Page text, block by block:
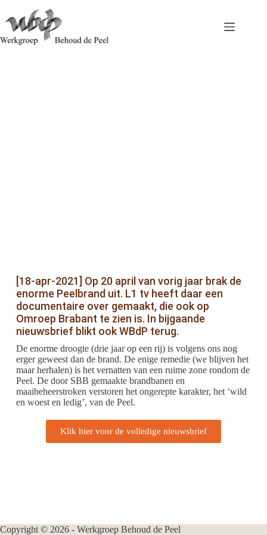
[18-apr-2021] Op 20 april van vorig jaar brak de
enorme Peelbrand uit. L1 tv heeft daar een
documentaire over gemaakt, die ook op
Omroep Brabant te zien is. In bijgaande
nieuwsbrief blikt ook WBdP terug.
De enorme droogte (drie jaar op een rij) is volgens ons nog
erger geweest dan de brand. De enige remedie (we blijven het
maar herhalen) is het vernatten van een ruime zone rondom de
Peel. De door SBB gemaakte brandbanen en
maaibeheerstroken verstoren het ongerepte karakter, het ‘wild
en woest en ledig’, van de Peel.
Klik hier voor de volledige nieuwsbrief
Copyright © 2026 - Werkgroep Behoud de Peel